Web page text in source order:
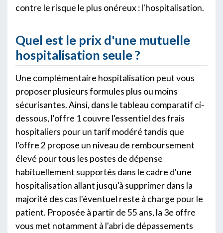
contre le risque le plus onéreux : l'hospitalisation.
Quel est le prix d'une mutuelle
hospitalisation seule ?
Une complémentaire hospitalisation peut vous
proposer plusieurs formules plus ou moins
sécurisantes. Ainsi, dans le tableau comparatif ci-
dessous, l'offre 1 couvre l'essentiel des frais
hospitaliers pour un tarif modéré tandis que
l'offre 2 propose un niveau de remboursement
élevé pour tous les postes de dépense
habituellement supportés dans le cadre d'une
hospitalisation allant jusqu'à supprimer dans la
majorité des cas l'éventuel reste à charge pour le
patient. Proposée à partir de 55 ans, la 3e offre
vous met notamment à l'abri de dépassements